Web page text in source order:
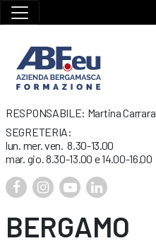
RESPONSABILE: Martina Carrara
SEGRETERIA:
lun. mer. ven. 8.30-13.00
mar. gio. 8.30-13.00 e 14.00-16.00
BERGAMO